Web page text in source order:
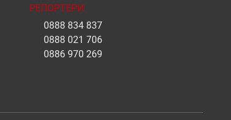
РЕПОРТЕРИ
0888 834 837
0888 021 706
0886 970 269